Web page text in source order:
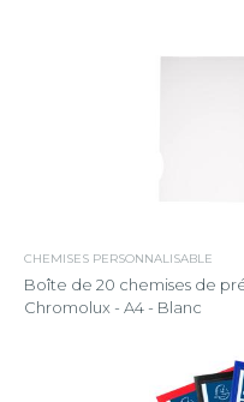
CHEMISES PERSONNALISABLE
Boîte de 20 chemises de
Chromolux - A4 - Blanc